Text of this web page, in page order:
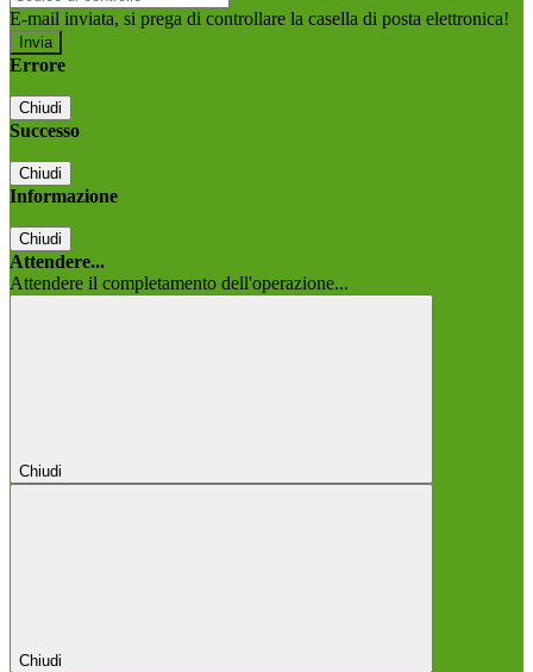
E-mail inviata, si prega di controllare la casella di posta elettronica!
Errore
Chiudi
Successo
Chiudi
Informazione
Chiudi
Attendere...
Attendere il completamento dell'operazione...
Chiudi
Chiudi